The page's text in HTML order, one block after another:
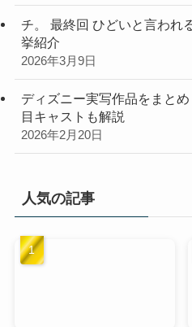
チ。 最終回 ひどいと言われ
挙紹介
2026年3月9日
ディズニー実写作品をまと
目キャストも解説
2026年2月20日
人気の記事